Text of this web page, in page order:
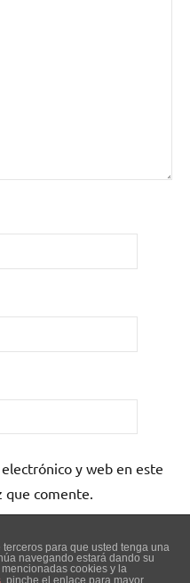
y web en este
que comente.
para que usted tenga una
navegando estará dando su
cookies y la
, pinche el enlace para mayor